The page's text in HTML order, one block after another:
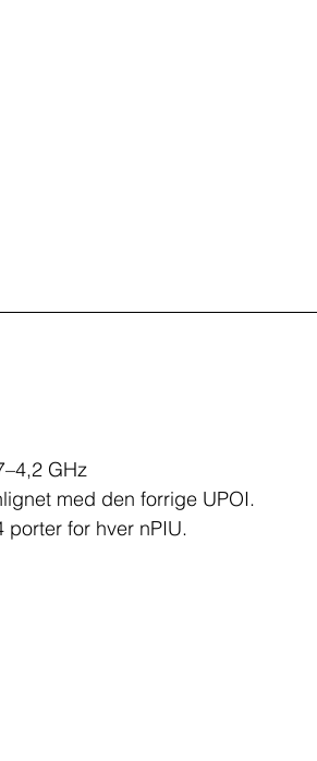
GHz
med den forrige UPOI.
porter for hver nPIU.